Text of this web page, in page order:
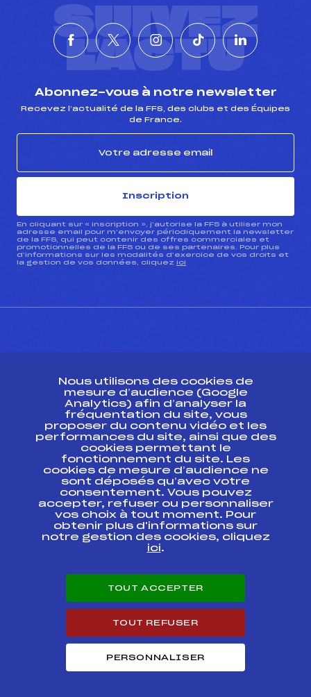
SUIVEZ
L'ACTU
Abonnez-vous à notre newsletter
Recevez l’actualité de la FFS, des clubs et des Équipes
de France.
Inscription
En cliquant sur « inscription », j’autorise la FFS à utiliser mon
adresse email pour m’envoyer périodiquement la newsletter
de la FFS, qui peut contenir des offres commerciales et
promotionnelles de la FFS ou de ses partenaires. Pour plus
d’informations sur les modalités d’exercice de vos droits et
la gestion de vos données, cliquez ici
Ressources
Pass’Neige
Projet sportif fédéral
Projet de performance fédéral
Antidopage
Pôle Développement, Formation, Suivi
Scientifique
Listes ministérielles
Pôle vie de l’athlète
Enseignement professionnel
Carrières
Nous utilisons des cookies de
mesure d’audience (Google
Analytics) afin d’analyser la
fréquentation du site, vous
proposer du contenu vidéo et les
performances du site, ainsi que des
cookies permettant le
fonctionnement du site. Les
cookies de mesure d’audience ne
sont déposés qu’avec votre
consentement. Vous pouvez
accepter, refuser ou personnaliser
vos choix à tout moment. Pour
obtenir plus d'informations sur
notre gestion des cookies, cliquez
ici.
TOUT ACCEPTER
TOUT REFUSER
PERSONNALISER